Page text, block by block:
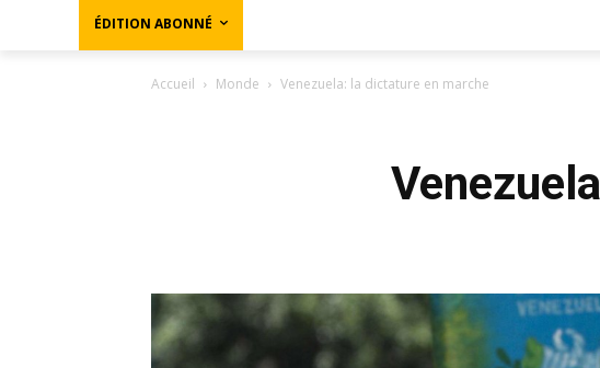
ÉDITION ABONNÉ
Accueil Monde Venezuela: la dictature en marche